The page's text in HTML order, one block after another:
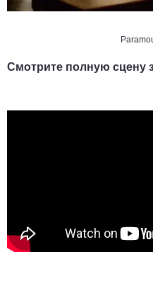
Смотрите полную сцену